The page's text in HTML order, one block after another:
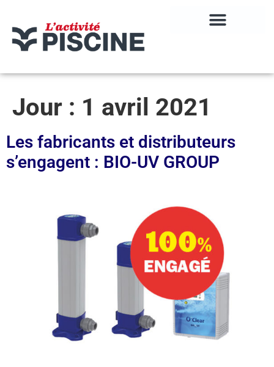
Jour : 1 avril 2021
Les fabricants et distributeurs
s’engagent : BIO-UV GROUP